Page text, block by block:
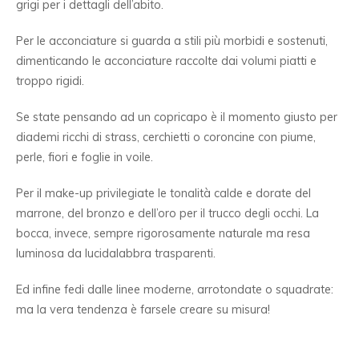
grigi per i dettagli dell’abito.
Per le acconciature si guarda a stili più morbidi e sostenuti,
dimenticando le acconciature raccolte dai volumi piatti e
troppo rigidi.
Se state pensando ad un copricapo è il momento giusto per
diademi ricchi di strass, cerchietti o coroncine con piume,
perle, fiori e foglie in voile.
Per il make-up privilegiate le tonalità calde e dorate del
marrone, del bronzo e dell’oro per il trucco degli occhi. La
bocca, invece, sempre rigorosamente naturale ma resa
luminosa da lucidalabbra trasparenti.
Ed infine fedi dalle linee moderne, arrotondate o squadrate:
ma la vera tendenza è farsele creare su misura!